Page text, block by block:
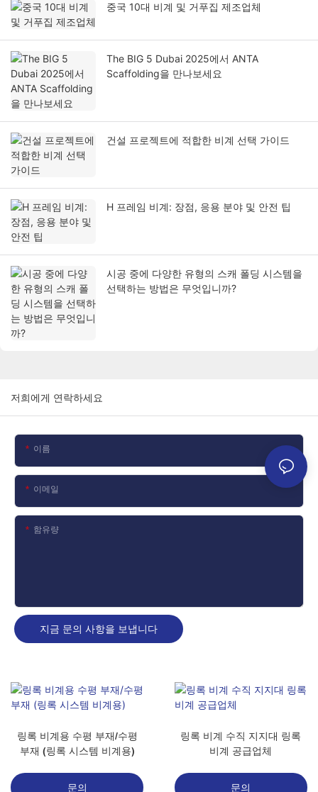
중국 10대 비계 및 거푸집 제조업체
The BIG 5 Dubai 2025에서 ANTA
Scaffolding을 만나보세요
건설 프로젝트에 적합한 비계 선택 가이드
H 프레임 비계: 장점, 응용 분야 및 안전 팁
시공 중에 다양한 유형의 스캐 폴딩 시스템을
선택하는 방법은 무엇입니까?
저희에게 연락하세요
이름
이메일
함유량
지금 문의 사항을 보냅니다
링록 비계용 수평 부재/수평
부재 (링록 시스템 비계용)
문의
링록 비계 수직 지지대 링록
비계 공급업체
문의